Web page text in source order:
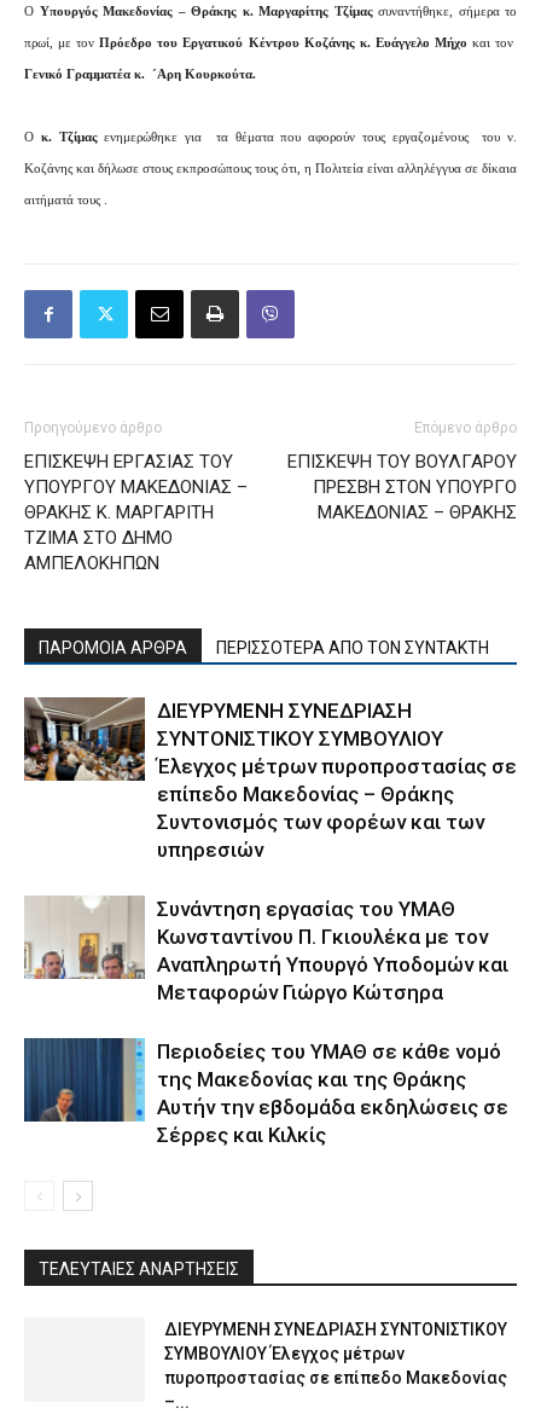
Ο Υπουργός Μακεδονίας – Θράκης κ. Μαργαρίτης Τζίμαςσυναντήθηκε, σήμερα το
πρωί, με τονΠρόεδρο του Εργατικού Κέντρου Κοζάνης κ. Ευάγγελο Μήχο και τον
Γενικό Γραμματέα κ. ´Αρη Κουρκούτα.
Ο κ. Τζίμαςενημερώθηκε για τα θέματα που αφορούν τους εργαζομένους του ν.
Κοζάνης και δήλωσε στους εκπροσώπους τους ότι, η Πολιτεία είναι αλληλέγγυα σε δίκαια
αιτήματά τους .
Προηγούμενο άρθρο
ΕΠΙΣKΕΨΗ ΕΡΓΑΣΙΑΣ ΤΟΥ
ΥΠΟΥΡΓΟΥ ΜΑΚΕΔΟΝΙΑΣ –
ΘΡΑΚΗΣ Κ. ΜΑΡΓΑΡΙΤΗ
ΤΖΙΜΑ ΣΤΟ ΔΗΜΟ
ΑΜΠΕΛΟΚΗΠΩΝ
Επόμενο άρθρο
ΕΠΙΣΚΕΨΗ ΤΟΥ ΒΟΥΛΓΑΡΟΥ
ΠΡΕΣΒΗ ΣΤΟΝ ΥΠΟΥΡΓΟ
ΜΑΚΕΔΟΝΙΑΣ – ΘΡΑΚΗΣ
ΠΑΡΟΜΟΙΑ ΑΡΘΡΑ ΠΕΡΙΣΣΟΤΕΡΑ ΑΠΟ ΤΟΝ ΣΥΝΤΑΚΤΗ
ΔΙΕΥΡΥΜΕΝΗ ΣΥΝΕΔΡΙΑΣΗ
ΣΥΝΤΟΝΙΣΤΙΚΟΥ ΣΥΜΒΟΥΛΙΟΥ
Έλεγχος μέτρων πυροπροστασίας σε
επίπεδο Μακεδονίας – Θράκης
Συντονισμός των φορέων και των
υπηρεσιών
Συνάντηση εργασίας του ΥΜΑΘ
Κωνσταντίνου Π. Γκιουλέκα με τον
Αναπληρωτή Υπουργό Υποδομών και
Μεταφορών Γιώργο Κώτσηρα
Περιοδείες του ΥΜΑΘ σε κάθε νομό
της Μακεδονίας και της Θράκης
Αυτήν την εβδομάδα εκδηλώσεις σε
Σέρρες και Κιλκίς
ΤΕΛΕΥΤΑΙΕΣ ΑΝΑΡΤΗΣΕΙΣ
ΔΙΕΥΡΥΜΕΝΗ ΣΥΝΕΔΡΙΑΣΗ ΣΥΝΤΟΝΙΣΤΙΚΟΥ
ΣΥΜΒΟΥΛΙΟΥ Έλεγχος μέτρων
πυροπροστασίας σε επίπεδο Μακεδονίας
–...